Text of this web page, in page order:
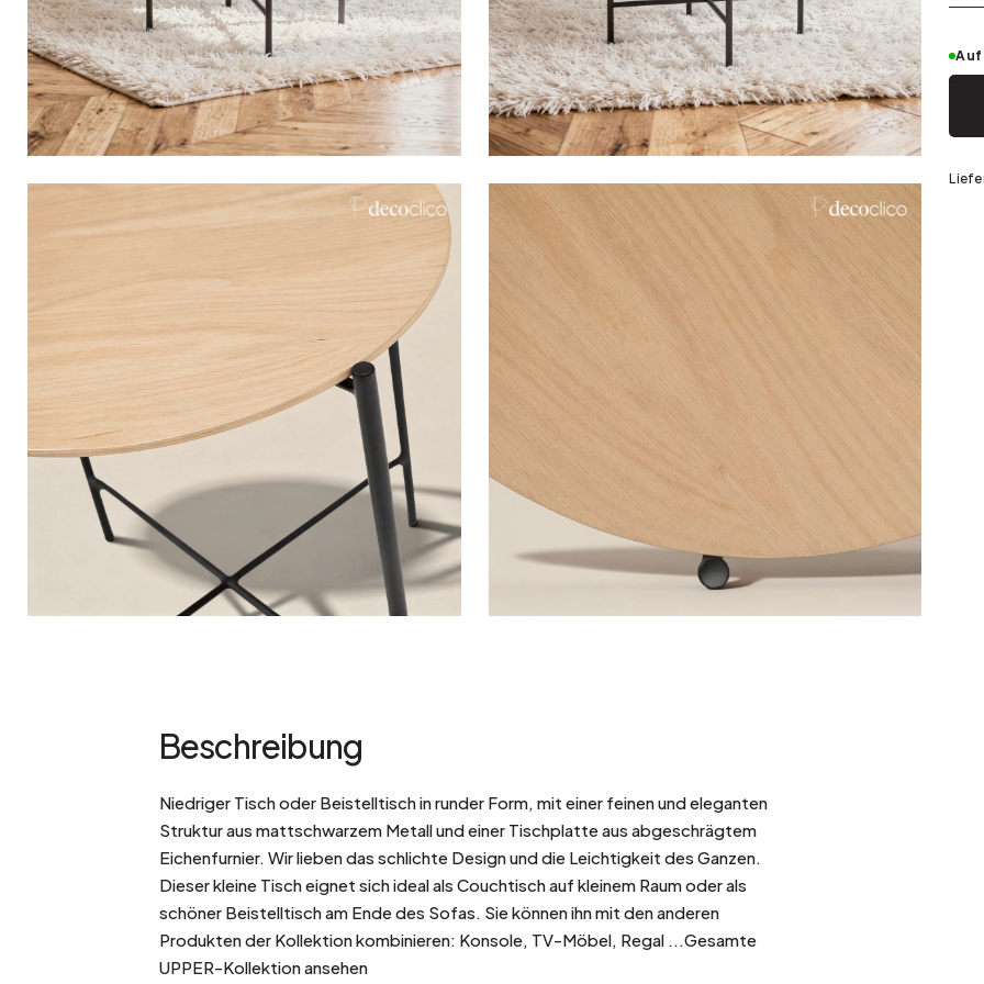
Bistro
Meeresufer
Flohmarkt
Zeitgenössisch
Haussmannscher Geist
Großes Hotel
Samt
Blondes Holz
Pappmaché
Glas
Zink und Galvano
Silber
Auf
Beschreibung
Niedriger Tisch oder Beistelltisch in runder Form, mit einer feinen und eleganten
Struktur aus mattschwarzem Metall und einer Tischplatte aus abgeschrägtem
Eichenfurnier. Wir lieben das schlichte Design und die Leichtigkeit des Ganzen.
Dieser kleine Tisch eignet sich ideal als Couchtisch auf kleinem Raum oder als
schöner Beistelltisch am Ende des Sofas. Sie können ihn mit den anderen
Produkten der Kollektion kombinieren: Konsole, TV-Möbel, Regal ...Gesamte
UPPER-Kollektion ansehen